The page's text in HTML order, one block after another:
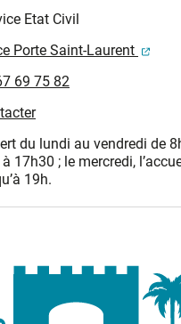
Etat Civil
Porte Saint-Laurent
69 75 82
du lundi au vendredi de
17h30 ; le mercredi,
19h.